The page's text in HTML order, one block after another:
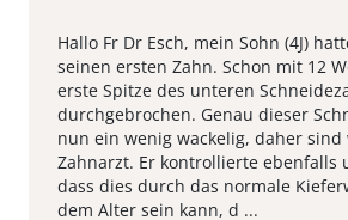
Hallo Fr Dr Esch, mein Sohn (4J)
seinen ersten Zahn. Schon mit 12
erste Spitze des unteren
durchgebrochen. Genau dieser
nun ein wenig wackelig, daher
Zahnarzt. Er kontrollierte ebenfalls
dass dies durch das normale
dem Alter sein kann, d ...